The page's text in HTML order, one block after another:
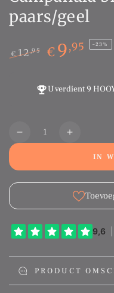
paars/geel
€ 12,95 € 9,95 –23%
U verdient 9
Aantal
Translation
IN
PRODUCT